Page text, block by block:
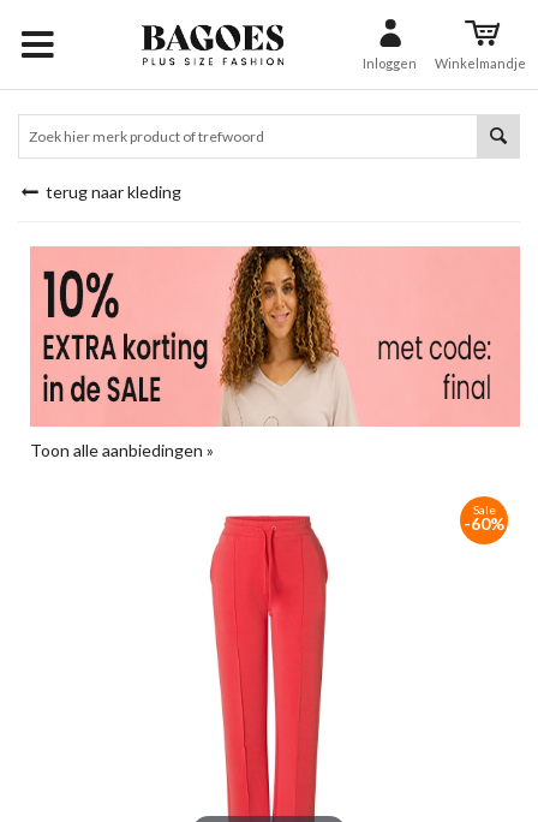
Inloggen Winkelmandje
terug naar kleding
Toon alle aanbiedingen »
Sale
-60%